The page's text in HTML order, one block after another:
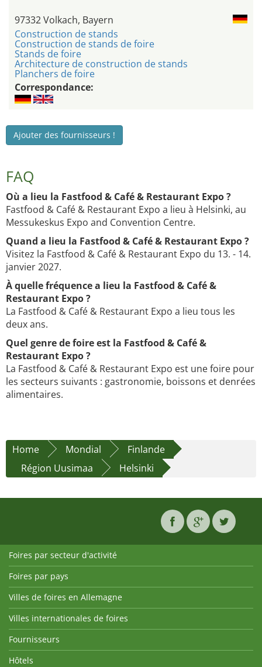
97332 Volkach, Bayern
Construction de stands
Construction de stands de foire
Stands de foire
Architecture de construction de stands
Planchers de foire
Correspondance:
Ajouter des fournisseurs !
FAQ
Où a lieu la Fastfood & Café & Restaurant Expo ?
Fastfood & Café & Restaurant Expo a lieu à Helsinki, au
Messukeskus Expo and Convention Centre.
Quand a lieu la Fastfood & Café & Restaurant Expo ?
Visitez la Fastfood & Café & Restaurant Expo du 13. - 14.
janvier 2027.
À quelle fréquence a lieu la Fastfood & Café &
Restaurant Expo ?
La Fastfood & Café & Restaurant Expo a lieu tous les
deux ans.
Quel genre de foire est la Fastfood & Café &
Restaurant Expo ?
La Fastfood & Café & Restaurant Expo est une foire pour
les secteurs suivants : gastronomie, boissons et denrées
alimentaires.
Home Mondial
Finlande
Région Uusimaa
Helsinki
Foires par secteur d'activité
Foires par pays
Villes de foires en Allemagne
Villes internationales de foires
Fournisseurs
Hôtels